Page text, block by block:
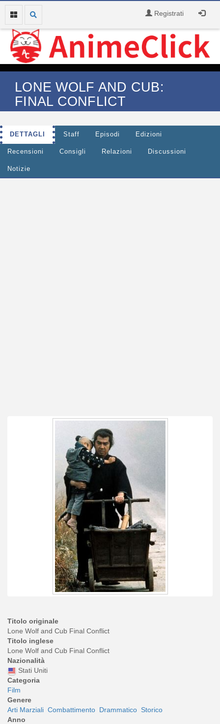
Registrati
LONE WOLF AND CUB:
FINAL CONFLICT
DETTAGLI Staff Episodi Edizioni
Recensioni Consigli Relazioni Discussioni
Notizie
Titolo originale
Lone Wolf and Cub Final Conflict
Titolo inglese
Lone Wolf and Cub Final Conflict
Nazionalità
Stati Uniti
Categoria
Film
Genere
Arti Marziali Combattimento Drammatico Storico
Anno